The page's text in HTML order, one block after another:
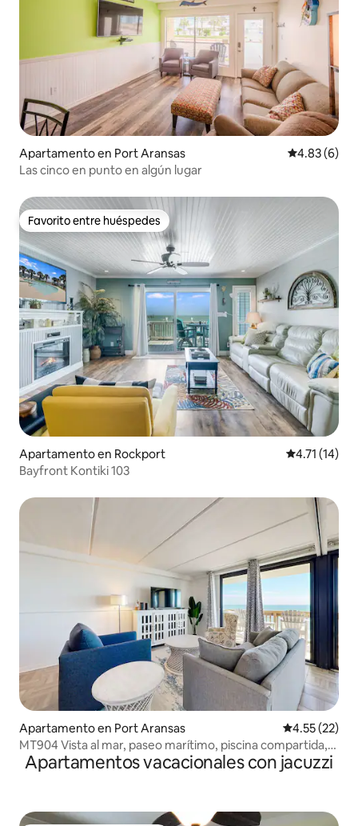
Apartamento en Port Aransas Calificación
4.83 (6)
Las cinco en punto en algún lugar
Favorito entre huéspedes
Favorito entre huéspedes
Apartamento en Rockport Calificación
4.71 (14)
Bayfront Kontiki 103
Apartamento en Port Aransas Calificación
4.55 (22)
MT904 Vista al mar, paseo marítimo, piscina compartida,
bañera de hidromasaje
Apartamentos vacacionales con jacuzzi